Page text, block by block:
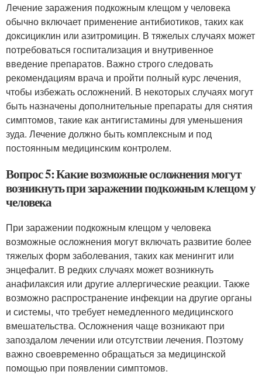
Лечение заражения подкожным клещом у человека
обычно включает применение антибиотиков, таких как
доксициклин или азитромицин. В тяжелых случаях может
потребоваться госпитализация и внутривенное
введение препаратов. Важно строго следовать
рекомендациям врача и пройти полный курс лечения,
чтобы избежать осложнений. В некоторых случаях могут
быть назначены дополнительные препараты для снятия
симптомов, такие как антигистамины для уменьшения
зуда. Лечение должно быть комплексным и под
постоянным медицинским контролем.
Вопрос 5: Какие возможные осложнения могут
возникнуть при заражении подкожным клещом у
человека
При заражении подкожным клещом у человека
возможные осложнения могут включать развитие более
тяжелых форм заболевания, таких как менингит или
энцефалит. В редких случаях может возникнуть
анафилаксия или другие аллергические реакции. Также
возможно распространение инфекции на другие органы
и системы, что требует немедленного медицинского
вмешательства. Осложнения чаще возникают при
запоздалом лечении или отсутствии лечения. Поэтому
важно своевременно обращаться за медицинской
помощью при появлении симптомов.